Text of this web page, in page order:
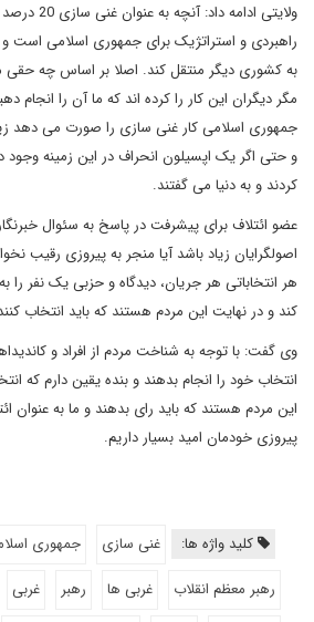
ولایتی
راهبردی و استراتژیک برای جمهوری اسلامی است
به کشوری دیگر منتقل کند. اصلا بر اساس چه حقی
مگر دیگران این کار را کرده اند که ما آن را انجام
جمهوری اسلامی کار غنی سازی را صورت می دهد
و حتی اگر یک اپسیلون انحراف در این زمینه
کردند و به دنیا می گفتند.
عضو ائتلاف برای پیشرفت در پاسخ به سئوال
اصولگرایان زیاد باشد آیا منجر به پیروزی رقیب
هر انتخاباتی هر جریان، دیدگاه و حزبی یک نفر را
کند و در نهایت این مردم هستند که باید انتخاب
وی گفت: با توجه به شناخت مردم از افراد و
انتخاب خود را انجام بدهند و بنده یقین دارم که
این مردم هستند که باید رای بدهند و ما به عنوان
پیروزی خودمان امید بسیار داریم.
کلید واژه ها: غنی سازی جمهوری
رهبر معظم انقلاب
غربی ها رهبر غربی